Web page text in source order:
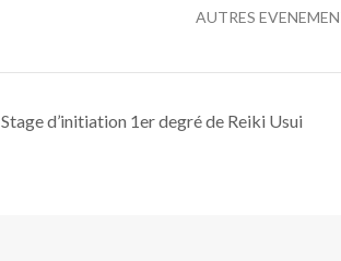
AUTRES
Stage d’initiation 1er degré de Reiki Usui